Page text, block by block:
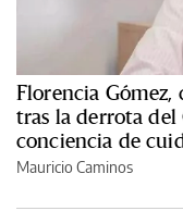
Florencia Gómez,
tras la derrota
conciencia de
Mauricio Caminos